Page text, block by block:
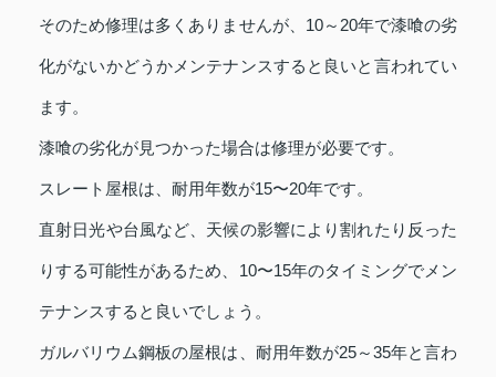
そのため修理は多くありませんが、10～20年で漆喰の劣
化がないかどうかメンテナンスすると良いと言われてい
ます。
漆喰の劣化が見つかった場合は修理が必要です。
スレート屋根は、耐用年数が15〜20年です。
直射日光や台風など、天候の影響により割れたり反った
りする可能性があるため、10〜15年のタイミングでメン
テナンスすると良いでしょう。
ガルバリウム鋼板の屋根は、耐用年数が25～35年と言わ